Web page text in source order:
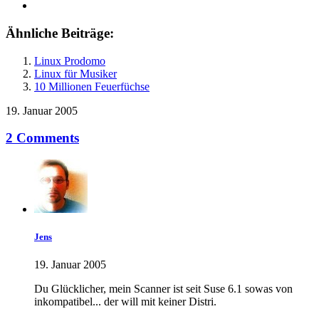
Ähnliche Beiträge:
Linux Prodomo
Linux für Musiker
10 Millionen Feuerfüchse
19. Januar 2005
2 Comments
Jens
19. Januar 2005
Du Glücklicher, mein Scanner ist seit Suse 6.1 sowas von
inkompatibel... der will mit keiner Distri.